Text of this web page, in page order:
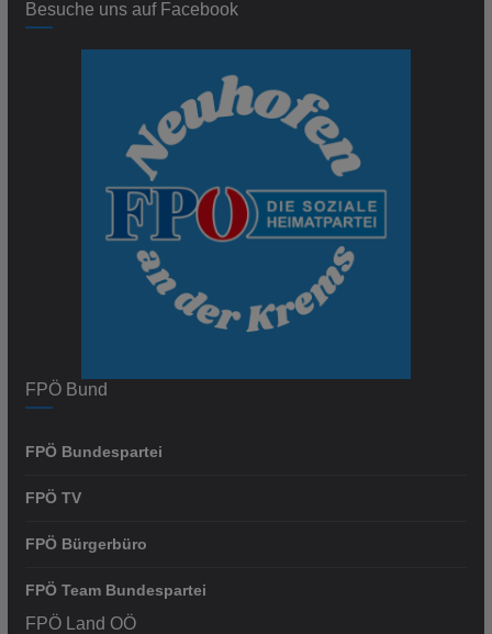
Besuche uns auf Facebook
FPÖ Bund
FPÖ Bundespartei
FPÖ TV
FPÖ Bürgerbüro
FPÖ Team Bundespartei
FPÖ Land OÖ